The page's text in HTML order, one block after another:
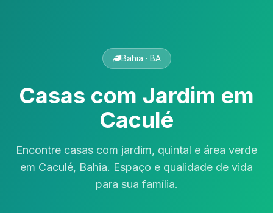
Bahia · BA
Casas com Jardim em
Caculé
Encontre casas com jardim, quintal e área verde
em Caculé, Bahia. Espaço e qualidade de vida
para sua família.